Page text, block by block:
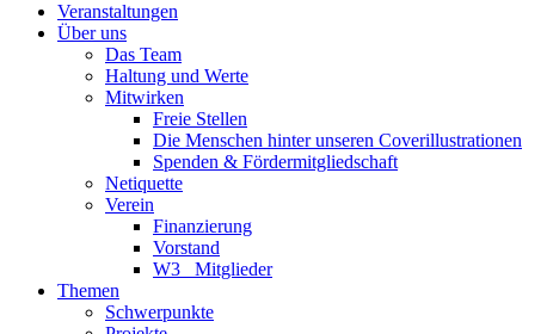
Veranstaltungen
Über uns
Das Team
Haltung und Werte
Mitwirken
Freie Stellen
Die Menschen hinter unseren Coverillustrationen
Spenden & Fördermitgliedschaft
Netiquette
Verein
Finanzierung
Vorstand
W3_ Mitglieder
Themen
Schwerpunkte